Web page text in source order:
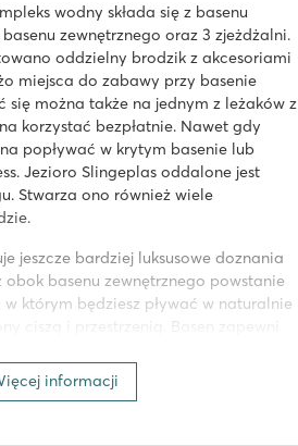
wodny składa się z basenu
zewnętrznego oraz 3 zjeżdżalni.
oddzielny brodzik z akcesoriami
miejsca do zabawy przy basenie
się można także na jednym z leżaków z
korzystać bezpłatnie. Nawet gdy
popływać w krytym basenie lub
Jezioro Slingeplas oddalone jest
Stwarza ono również wiele
jeszcze bardziej luksusowe doznania
obok basenu zewnętrznego powstanie
którym będziesz pływać w naturalnie
ciszą i przestrzenią. Basen zapewni
się na powierzchni, przepłyń kilka
się, podziwiając spokojną taflę
16 lat i starszych.
informacji